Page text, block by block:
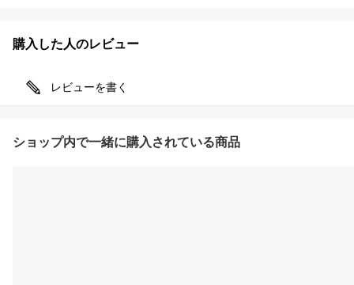
購入した人のレビュー
レビューを書く
ショップ内で一緒に購入されている商品